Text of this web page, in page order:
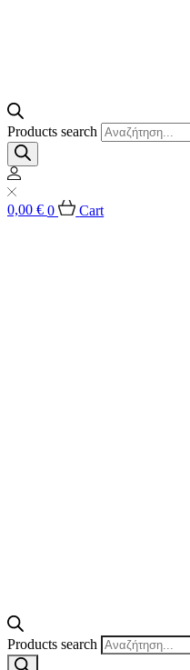
Products search
0,00 € 0 Cart
Products search